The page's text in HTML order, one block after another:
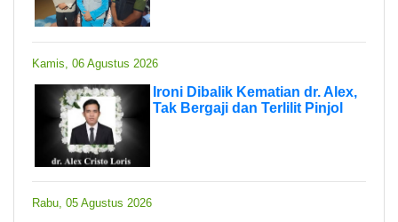
Kamis, 06 Agustus 2026
Ironi Dibalik Kematian dr. Alex,
Tak Bergaji dan Terlilit Pinjol
Rabu, 05 Agustus 2026